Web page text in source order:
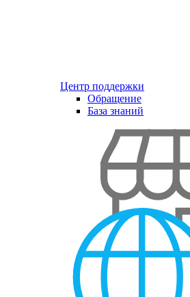
Центр поддержки
Обращение
База знаний